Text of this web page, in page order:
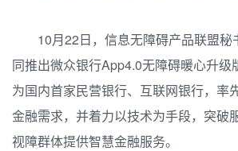
10月22日，信息无障碍产品联盟秘
同推出微众银行App4.0无障碍暖心升级
为国内首家民营银行、互联网银行，率
金融需求，并着力以技术为手段，突破
视障群体提供智慧金融服务。